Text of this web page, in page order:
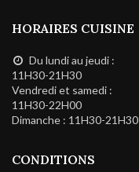
HORAIRES CUISINE
Du lundi au jeudi :
11H30-21H30
Vendredi et samedi :
11H30-22H00
Dimanche : 11H30-21H30
CONDITIONS